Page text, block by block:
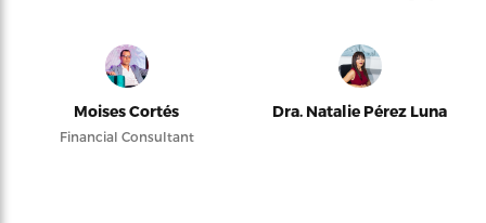
Moises Cortés
Financial Consultant
Dra. Natalie Pérez Luna